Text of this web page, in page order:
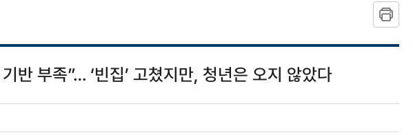
반 부족”… ‘빈집’ 고쳤지만, 청년은 오지 않았다